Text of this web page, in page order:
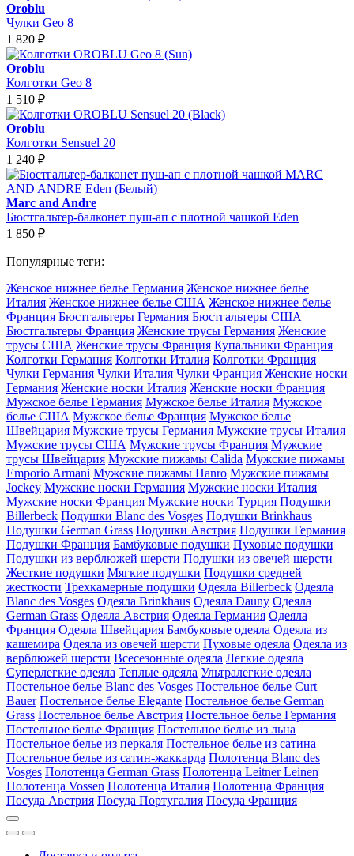
Oroblu
Чулки Geo 8
1 820 ₽
Oroblu
Колготки Geo 8
1 510 ₽
Oroblu
Колготки Sensuel 20
1 240 ₽
Marc and Andre
Бюстгальтер-балконет пуш-ап с плотной чашкой Eden
1 850 ₽
Популярные теги:
Женское нижнее белье Германия Женское нижнее белье
Италия Женское нижнее белье США Женское нижнее белье
Франция Бюстгальтеры Германия Бюстгальтеры США
Бюстгальтеры Франция Женские трусы Германия Женские
трусы США Женские трусы Франция Купальники Франция
Колготки Германия Колготки Италия Колготки Франция
Чулки Германия Чулки Италия Чулки Франция Женские носки
Германия Женские носки Италия Женские носки Франция
Мужское белье Германия Мужское белье Италия Мужское
белье США Мужское белье Франция Мужское белье
Швейцария Мужские трусы Германия Мужские трусы Италия
Мужские трусы США Мужские трусы Франция Мужские
трусы Швейцария Мужские пижамы Calida Мужские пижамы
Emporio Armani Мужские пижамы Hanro Мужские пижамы
Jockey Мужские носки Германия Мужские носки Италия
Мужские носки Франция Мужские носки Турция Подушки
Billerbeck Подушки Blanc des Vosges Подушки Brinkhaus
Подушки German Grass Подушки Австрия Подушки Германия
Подушки Франция Бамбуковые подушки Пуховые подушки
Подушки из верблюжей шерсти Подушки из овечей шерсти
Жесткие подушки Мягкие подушки Подушки средней
жесткости Трехкамерные подушки Одеяла Billerbeck Одеяла
Blanc des Vosges Одеяла Brinkhaus Одеяла Dauny Одеяла
German Grass Одеяла Австрия Одеяла Германия Одеяла
Франция Одеяла Швейцария Бамбуковые одеяла Одеяла из
кашемира Одеяла из овечей шерсти Пуховые одеяла Одеяла из
верблюжей шерсти Всесезонные одеяла Легкие одеяла
Суперлегкие одеяла Теплые одеяла Ультралегкие одеяла
Постельное белье Blanc des Vosges Постельное белье Curt
Bauer Постельное белье Elegante Постельное белье German
Grass Постельное белье Австрия Постельное белье Германия
Постельное белье Франция Постельное белье из льна
Постельное белье из перкаля Постельное белье из сатина
Постельное белье из сатин-жаккарда Полотенца Blanc des
Vosges Полотенца German Grass Полотенца Leitner Leinen
Полотенца Vossen Полотенца Италия Полотенца Франция
Посуда Австрия Посуда Португалия Посуда Франция